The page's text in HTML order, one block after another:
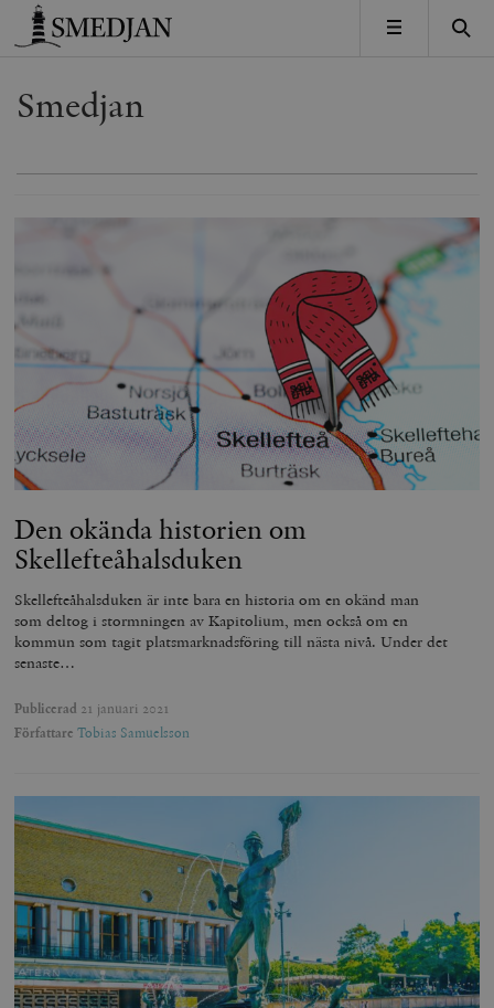
Timbro
MENY
Smedjan
Den okända historien om
Skellefteåhalsduken
Skellefteåhalsduken är inte bara en historia om en okänd man
som deltog i stormningen av Kapitolium, men också om en
kommun som tagit platsmarknadsföring till nästa nivå. Under det
senaste…
Publicerad 21 januari 2021
Författare Tobias Samuelsson